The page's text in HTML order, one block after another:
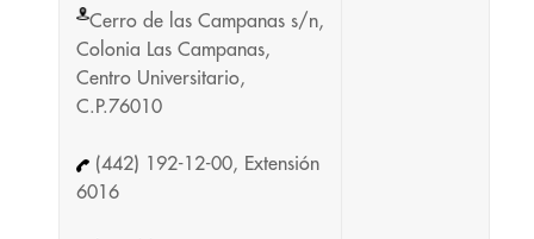
Cerro de las Campanas s/n,
Colonia Las Campanas,
Centro Universitario,
C.P.76010
(442) 192-12-00, Extensión
6016